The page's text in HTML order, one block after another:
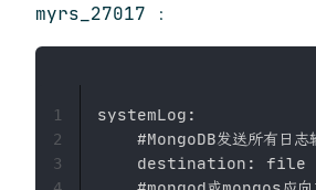
myrs_27017 ：
systemLog:
#MongoDB发送所有日志
    destination: file
1
2
3